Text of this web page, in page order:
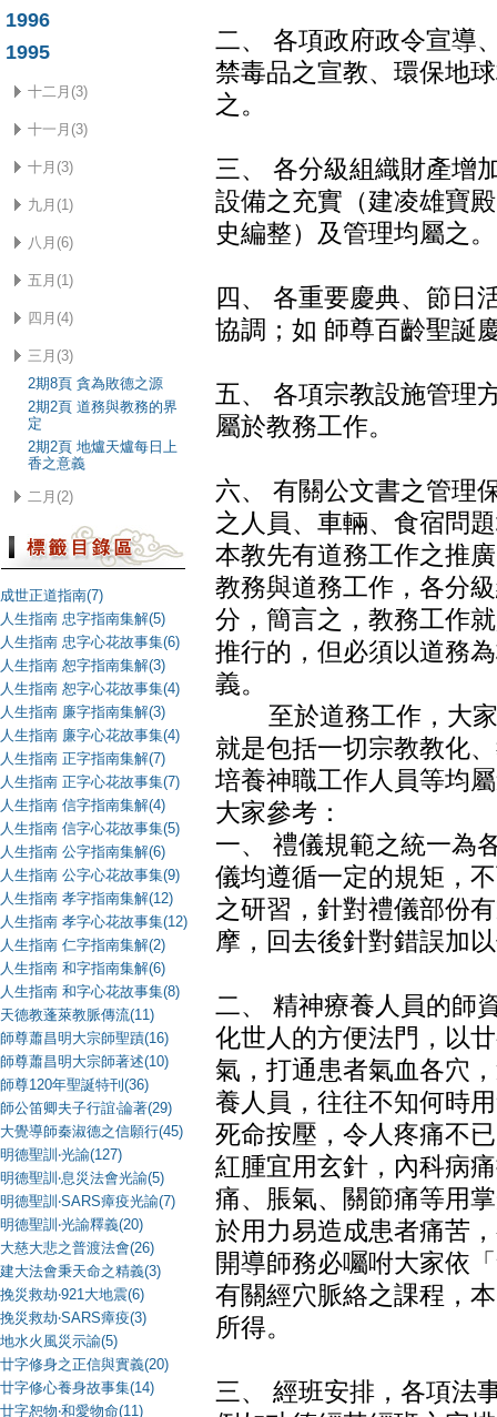
1996
1995
十二月(3)
十一月(3)
十月(3)
九月(1)
八月(6)
五月(1)
四月(4)
三月(3)
2期8頁 貪為敗德之源
2期2頁 道務與教務的界
定
2期2頁 地爐天爐每日上
香之意義
二月(2)
成世正道指南(7)
人生指南 忠字指南集解(5)
人生指南 忠字心花故事集(6)
人生指南 恕字指南集解(3)
人生指南 恕字心花故事集(4)
人生指南 廉字指南集解(3)
人生指南 廉字心花故事集(4)
人生指南 正字指南集解(7)
人生指南 正字心花故事集(7)
人生指南 信字指南集解(4)
人生指南 信字心花故事集(5)
人生指南 公字指南集解(6)
人生指南 公字心花故事集(9)
人生指南 孝字指南集解(12)
人生指南 孝字心花故事集(12)
人生指南 仁字指南集解(2)
人生指南 和字指南集解(6)
人生指南 和字心花故事集(8)
天德教蓬萊教脈傳流(11)
師尊蕭昌明大宗師聖蹟(16)
師尊蕭昌明大宗師著述(10)
師尊120年聖誕特刊(36)
師公笛卿夫子行誼‧論著(29)
大覺導師秦淑德之信願行(45)
明德聖訓‧光諭(127)
明德聖訓‧息災法會光諭(5)
明德聖訓‧SARS瘴疫光諭(7)
明德聖訓‧光諭釋義(20)
大慈大悲之普渡法會(26)
建大法會秉天命之精義(3)
挽災救劫‧921大地震(6)
挽災救劫‧SARS瘴疫(3)
地水火風災示諭(5)
廿字修身之正信與實義(20)
廿字修心養身故事集(14)
廿字恕物‧和愛物命(11)
二、 各項政府政令宣導
禁毒品之宣教、環保地
之。
三、 各分級組織財產增
設備之充實（建凌雄寶
史編整）及管理均屬之。
四、 各重要慶典、節日
協調；如 師尊百齡聖誕
五、 各項宗教設施管理
屬於教務工作。
六、 有關公文書之管理
之人員、車輛、食宿問
本教先有道務工作之推
教務與道務工作，各分
分，簡言之，教務工作
推行的，但必須以道務
義。
至於道務工作，大家
就是包括一切宗教教化
培養神職工作人員等均
大家參考：
一、 禮儀規範之統一為
儀均遵循一定的規矩，
之研習，針對禮儀部份
摩，回去後針對錯誤加
二、 精神療養人員的師
化世人的方便法門，以
氣，打通患者氣血各穴
養人員，往往不知何時
死命按壓，令人疼痛不
紅腫宜用玄針，內科病
痛、脹氣、關節痛等用
於用力易造成患者痛苦
開導師務必囑咐大家依
有關經穴脈絡之課程，
所得。
三、 經班安排，各項法